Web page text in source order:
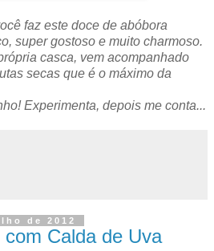
faz este doce de abóbora
super gostoso e muito charmoso.
casca, vem acompanhado
secas que é o máximo da
Experimenta, depois me conta...
de 2012
Calda de Uva